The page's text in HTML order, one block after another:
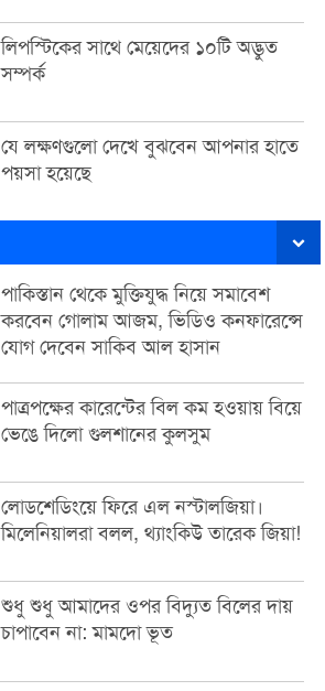
লিপস্টিকের সাথে মেয়েদের ১০টি অদ্ভুত
সম্পর্ক
যে লক্ষণগুলো দেখে বুঝবেন আপনার হাতে
পয়সা হয়েছে
পাকিস্তান থেকে মুক্তিযুদ্ধ নিয়ে সমাবেশ
করবেন গোলাম আজম, ভিডিও কনফারেন্সে
যোগ দেবেন সাকিব আল হাসান
পাত্রপক্ষের কারেন্টের বিল কম হওয়ায় বিয়ে
ভেঙে দিলো গুলশানের কুলসুম
লোডশেডিংয়ে ফিরে এল নস্টালজিয়া।
মিলেনিয়ালরা বলল, থ্যাংকিউ তারেক জিয়া!
শুধু শুধু আমাদের ওপর বিদ্যুত বিলের দায়
চাপাবেন না: মামদো ভূত